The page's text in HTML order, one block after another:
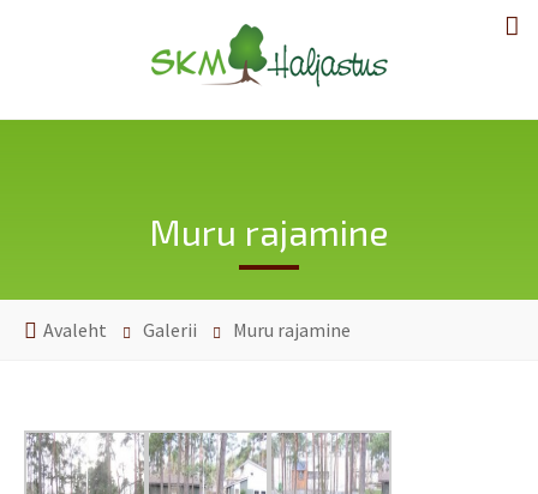
Muru rajamine
Avaleht Galerii Muru rajamine